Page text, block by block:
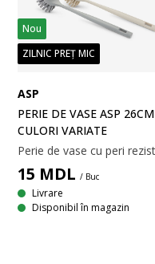
Nou
ZILNIC PREȚ MIC
ASP
PERIE DE VASE ASP 26CM
CULORI VARIATE
15 MDL / Buc
Livrare
Disponibil în magazin